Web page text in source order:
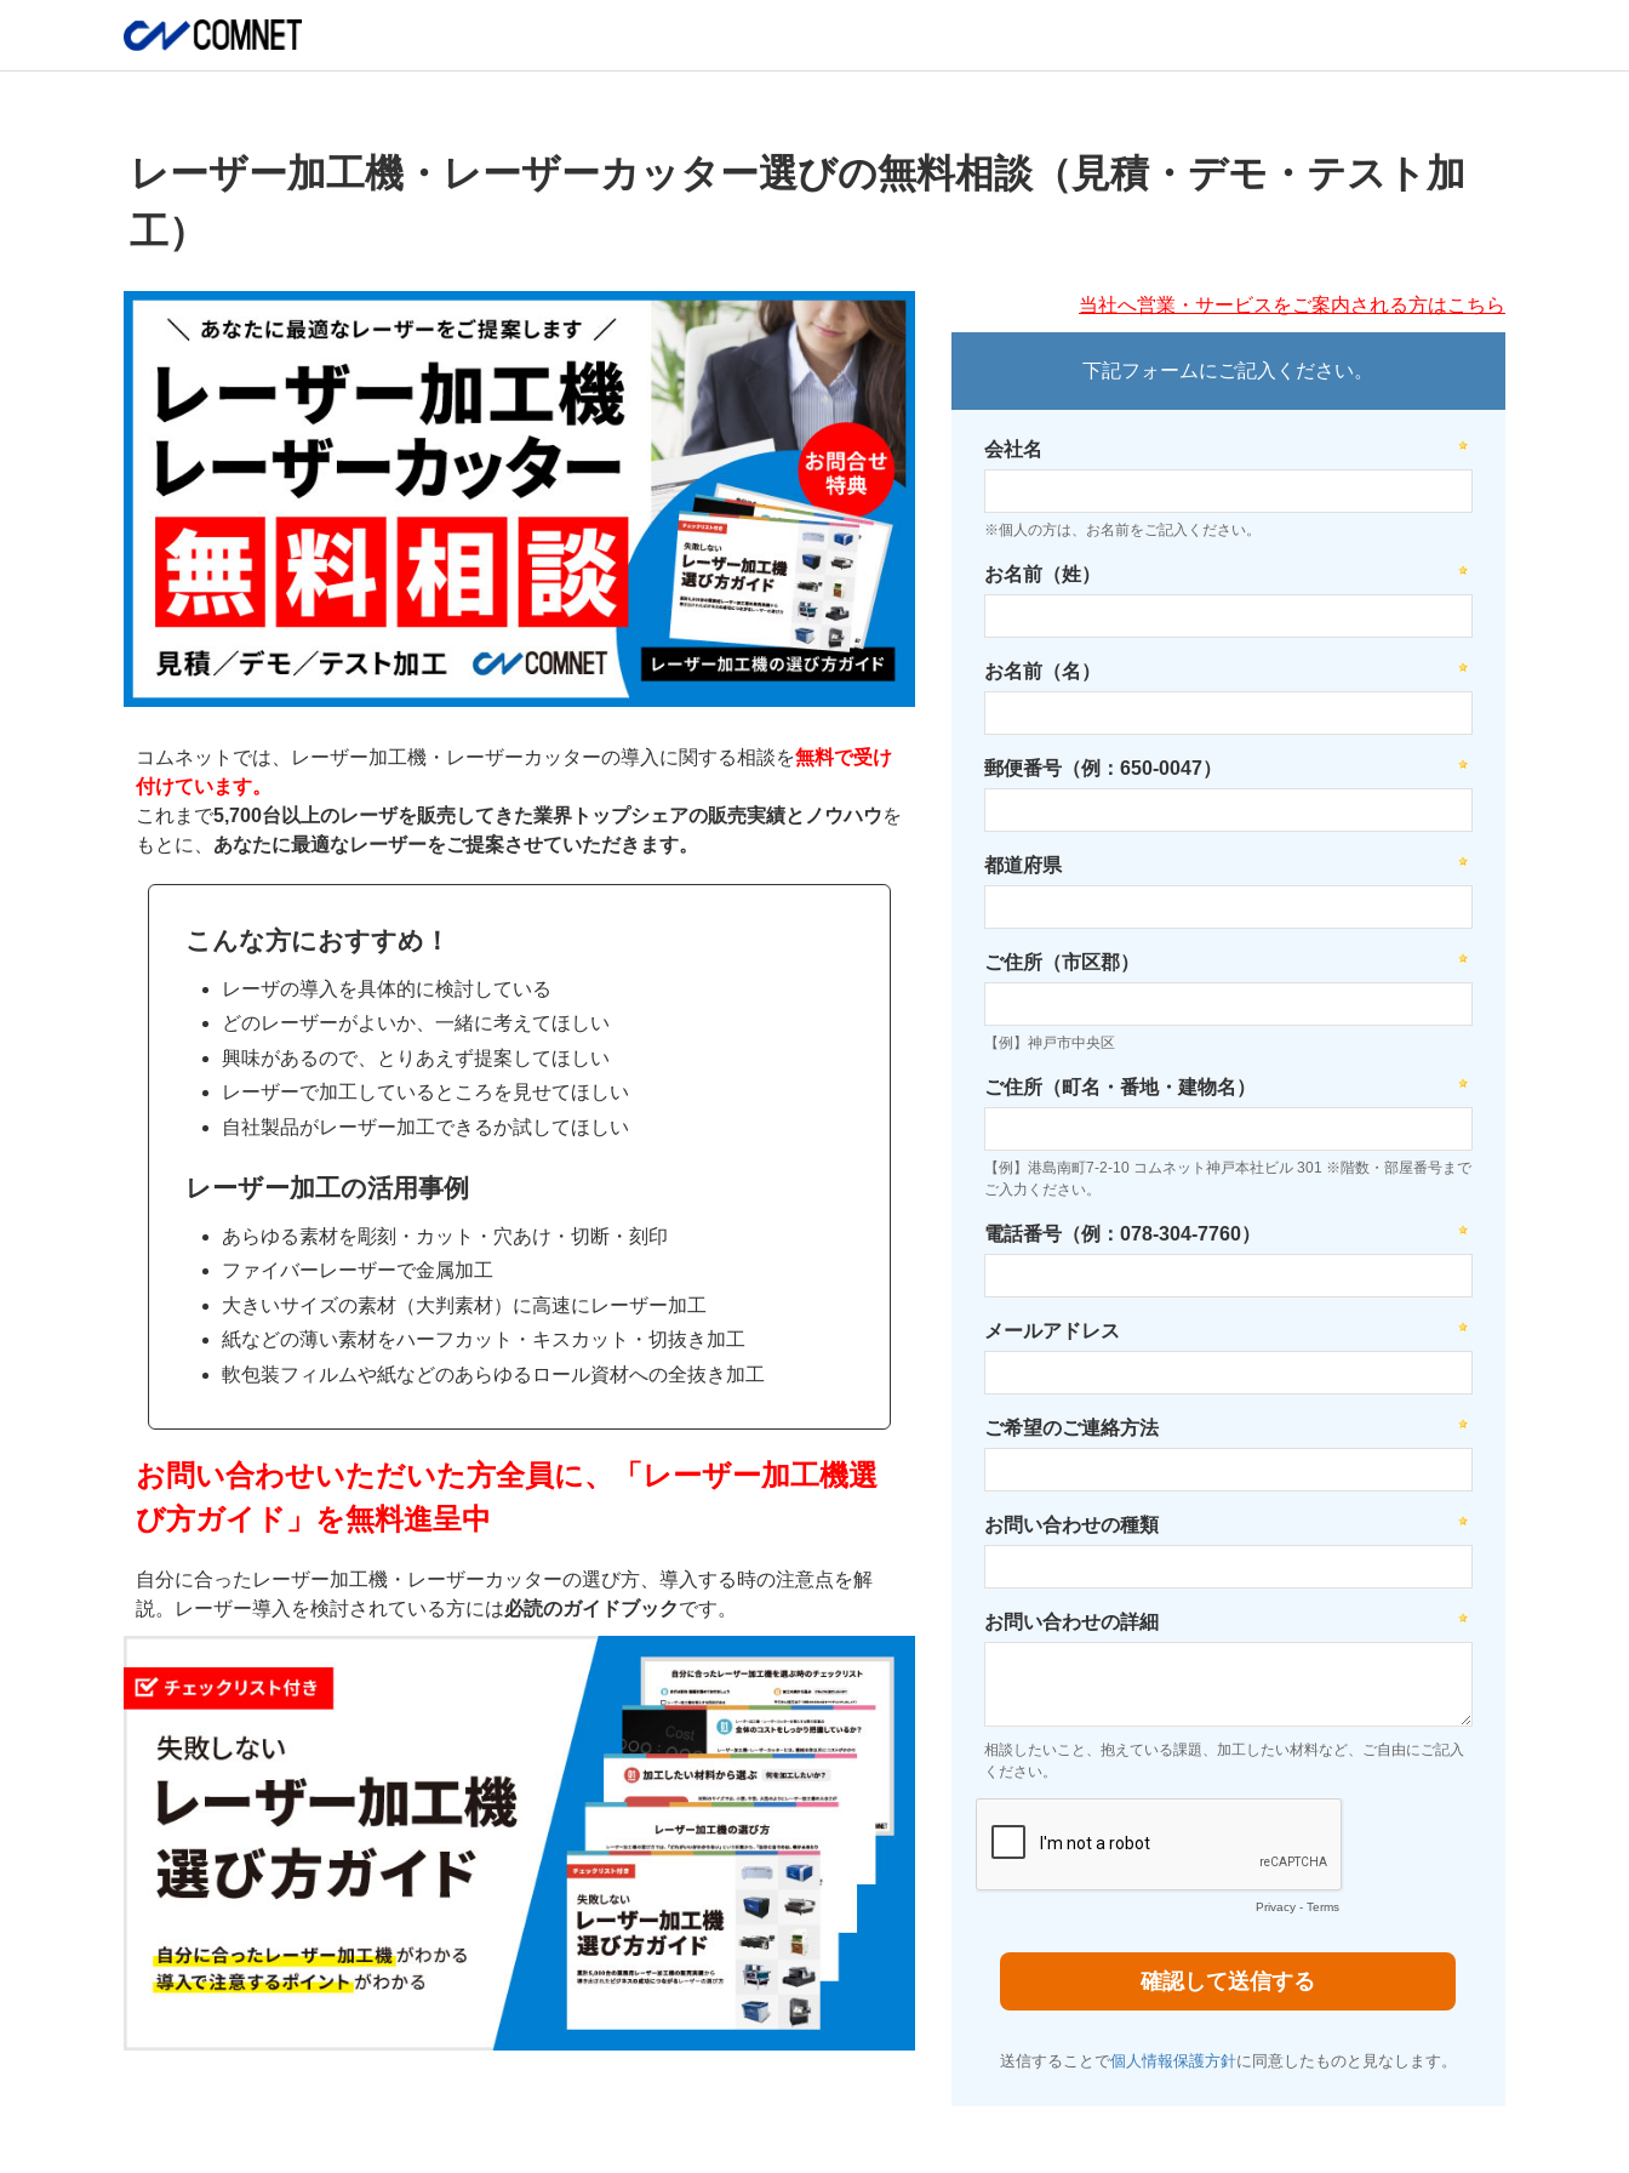
レーザー加工機・レーザーカッター選びの無料相談（見積・デモ・テスト加
工）
コムネットでは、レーザー加工機・レーザーカッターの導入に関する相談を無料で受け
付けています。
これまで5,700台以上のレーザを販売してきた業界トップシェアの販売実績とノウハウを
もとに、 あなたに最適なレーザーをご提案させていただきます。
こんな方におすすめ！
レーザの導入を具体的に検討している
どのレーザーがよいか、一緒に考えてほしい
興味があるので、とりあえず提案してほしい
レーザーで加工しているところを見せてほしい
自社製品がレーザー加工できるか試してほしい
レーザー加工の活用事例
あらゆる素材を彫刻・カット・穴あけ・切断・刻印
ファイバーレーザーで金属加工
大きいサイズの素材（大判素材）に高速にレーザー加工
紙などの薄い素材をハーフカット・キスカット・切抜き加工
軟包装フィルムや紙などのあらゆるロール資材への全抜き加工
お問い合わせいただいた方全員に、「レーザー加工機選
び方ガイド」を無料進呈中
自分に合ったレーザー加工機・レーザーカッターの選び方、導入する時の注意点を解
説。レーザー導入を検討されている方には必読のガイドブックです。
当社へ営業・サービスをご案内される方はこちら
下記フォームにご記入ください。
会社名
※個人の方は、お名前をご記入ください。
お名前（姓）
お名前（名）
郵便番号（例：650-0047）
都道府県
ご住所（市区郡）
【例】神戸市中央区
ご住所（町名・番地・建物名）
【例】港島南町7-2-10 コムネット神戸本社ビル 301 ※階数・部屋番号まで
ご入力ください。
電話番号（例：078-304-7760）
メールアドレス
ご希望のご連絡方法
お問い合わせの種類
お問い合わせの詳細
相談したいこと、抱えている課題、加工したい材料など、ご自由にご記入
ください。
Privacy- Terms
送信することで個人情報保護方針に同意したものと見なします。